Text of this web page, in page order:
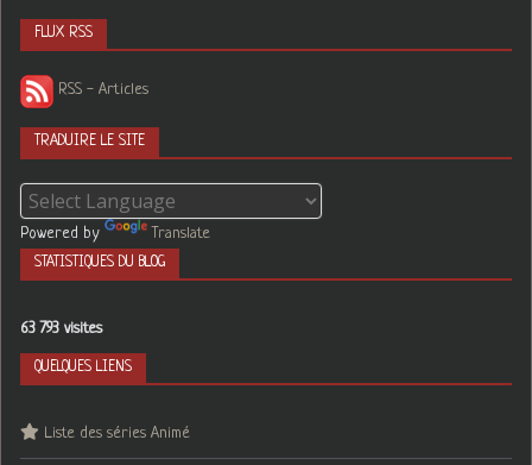
FLUX RSS
RSS - Articles
TRADUIRE LE SITE
Powered by Translate
STATISTIQUES DU BLOG
63 793 visites
QUELQUES LIENS
Liste des séries Animé